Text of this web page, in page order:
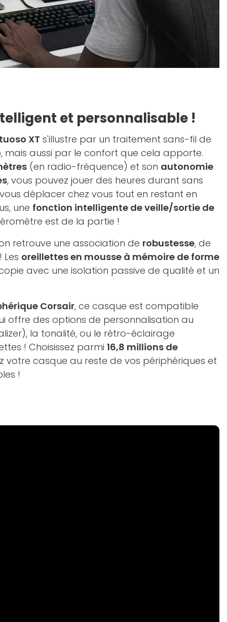
et personnalisable !
XT s'illustre par un traitement sans-fil de
mais aussi par le confort que cela apporte.
(en radio-fréquence) et son autonomie
, vous pouvez jouer des heures durant sans
déplacer chez vous tout en restant en
une fonction intelligente de veille/sortie de
est de la partie !
retrouve une association de robustesse, de
! Les oreillettes en mousse à mémoire de forme
avec une isolation passive de qualité et un
Corsair, ce casque est compatible
offre des options de personnalisation au
la tonalité, ou le rétro-éclairage
! Choisissez parmi 16,8 millions de
votre casque au reste de vos périphériques et
!